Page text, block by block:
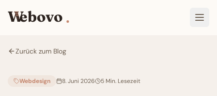
W
Webovo
Zurück zum Blog
Webdesign 8. Juni 2026 5 Min. Lesezeit